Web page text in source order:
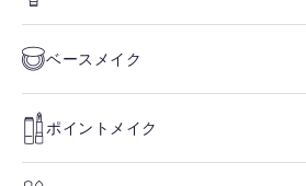
ベースメイク
ポイントメイク